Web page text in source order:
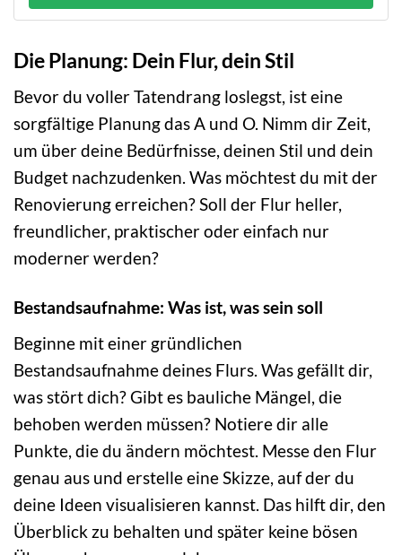
Die Planung: Dein Flur, dein Stil
Bevor du voller Tatendrang loslegst, ist eine
sorgfältige Planung das A und O. Nimm dir Zeit,
um über deine Bedürfnisse, deinen Stil und dein
Budget nachzudenken. Was möchtest du mit der
Renovierung erreichen? Soll der Flur heller,
freundlicher, praktischer oder einfach nur
moderner werden?
Bestandsaufnahme: Was ist, was sein soll
Beginne mit einer gründlichen
Bestandsaufnahme deines Flurs. Was gefällt dir,
was stört dich? Gibt es bauliche Mängel, die
behoben werden müssen? Notiere dir alle
Punkte, die du ändern möchtest. Messe den Flur
genau aus und erstelle eine Skizze, auf der du
deine Ideen visualisieren kannst. Das hilft dir, den
Überblick zu behalten und später keine bösen